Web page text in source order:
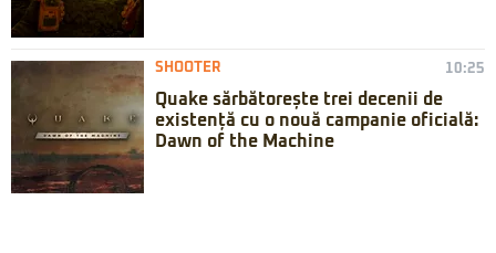
SHOOTER 10:25
Quake sărbătorește trei decenii de
existență cu o nouă campanie oficială:
Dawn of the Machine